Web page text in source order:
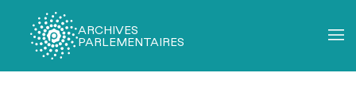
ARCHIVES
PARLEMENTAIRES